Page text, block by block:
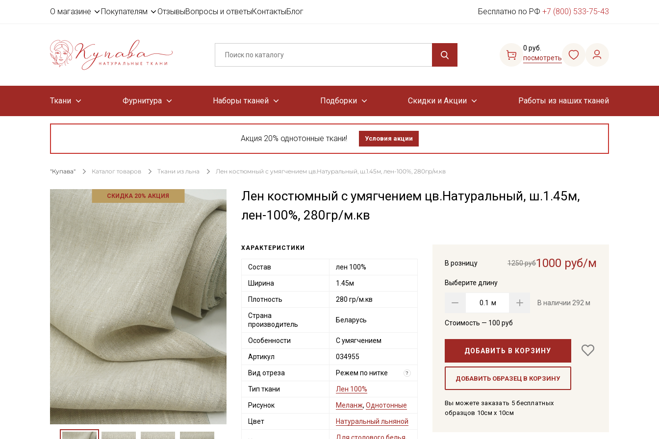
О магазине Покупателям ОтзывыВопросы и ответыКонтактыБлог Бесплатно по РФ +7 (800) 533-75-43
0 руб.
посмотреть
Ткани Фурнитура Наборы тканей Подборки Скидки и Акции Работы из наших тканей
Акция 20% однотонные ткани! Условия акции
"Купава" Каталог товаров Ткани из льна Лен костюмный с умягчением цв.Натуральный, ш.1.45м, лен-100%, 280гр/м.кв
СКИДКА 20% АКЦИЯ
Лен костюмный с умягчением цв.Натуральный, ш.1.45м,
лен-100%, 280гр/м.кв
В розницу 1250 руб1000 руб/м
Выберите длину
м В наличии 292 м
Стоимость — 100 руб
ДОБАВИТЬ В КОРЗИНУ
ДОБАВИТЬ ОБРАЗЕЦ В КОРЗИНУ
Вы можете заказать 5 бесплатных
образцов 10см x 10см
ХАРАКТЕРИСТИКИ
Состав лен 100%
Ширина 1.45м
Плотность 280 гр/м.кв
Страна
производитель
Беларусь
Особенности С умягчением
Артикул 034955
Вид отреза Режем по нитке ?
Тип ткани Лен 100%
Рисунок Меланж, Однотонные
Цвет Натуральный льняной